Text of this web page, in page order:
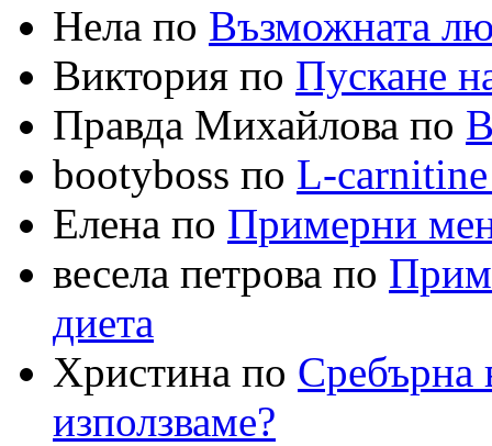
Нела по Възможната
Виктория по Пускане
Правда Михайлова по
bootyboss по L-
Елена по Примерни
весела петрова по
диета
Христина по Сребърна
използваме?